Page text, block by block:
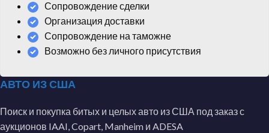
Сопровождение сделки
Организация доставки
Сопровождение на таможне
Возможно без личного присутствия
АВТО ИЗ США
Поиск и покупка битых и целых авто из США под заказ с
аукционов IAAI, Copart, Manheim и ADESA